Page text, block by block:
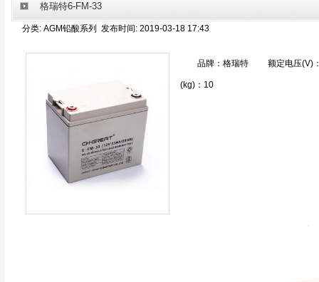
格瑞特6-FM-33
分类: AGM铅酸系列 发布时间: 2019-03-18 17:43
品牌：格瑞特 额定电压(V)
(kg)：10